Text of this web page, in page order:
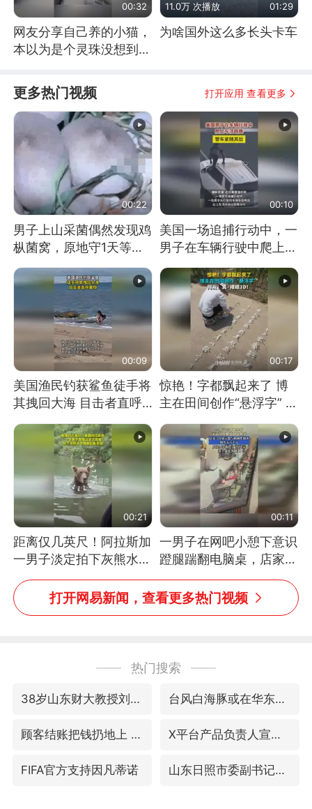
00:32
网友分享自己养的小猫，
本以为是个灵珠没想到是
11.0万 次播放 01:29
为啥国外这么多长头卡车
更多热门视频 打开应用 查看更多
00:22
男子上山采菌偶然发现鸡
枞菌窝，原地守1天等它
长大：挖了140多朵
00:10
美国一场追捕行动中，一
男子在车辆行驶中爬上车
顶跳舞。（新京报）
00:09
美国渔民钓获鲨鱼徒手将
其拽回大海 目击者直呼
震惊 （视频来源：参考
00:17
惊艳！字都飘起来了 博
主在田间创作“悬浮字” 网
友：真·裸眼3D！
00:21
距离仅几英尺！阿拉斯加
一男子淡定拍下灰熊水中
捕食鲑鱼全程
00:11
一男子在网吧小憩下意识
蹬腿踹翻电脑桌，店家3
台显示器与机械臂损坏
打开网易新闻，查看更多热门视频
热门搜索
38岁山东财大教授刘海明逝世 台风白海豚或在华东沿海登陆
顾客结账把钱扔地上 服务员霸气扔回 X平台产品负责人宣布离职
FIFA官方支持因凡蒂诺 山东日照市委副书记王峰被查